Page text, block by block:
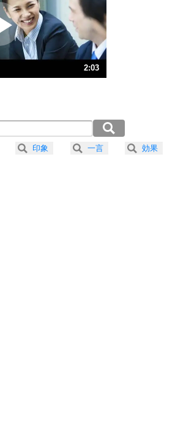
ラス思考
ティブになれない原因は、行動しないから。
ティブ思考になる30の方法
ストレス対策
生、なんとかなるもの。
に生きる30の方法
大きい人は、怒りを優しさで表現する。
プラス思考
2:03
1分1秒）
49秒）
41秒）
印象 一言 効果